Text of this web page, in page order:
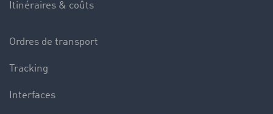
Itinéraires & coûts
Ordres de transport
Tracking
Interfaces